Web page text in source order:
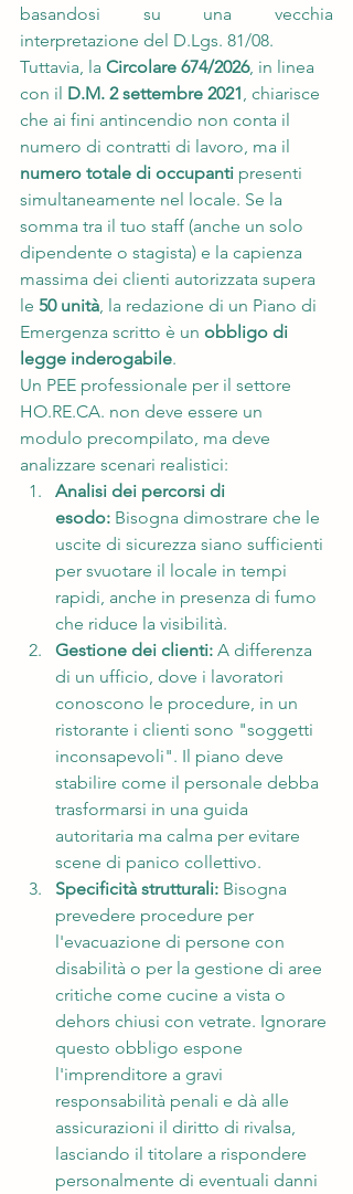
basandosi su una vecchia
interpretazione del D.Lgs. 81/08.
Tuttavia, la Circolare 674/2026, in linea
con il D.M. 2 settembre 2021, chiarisce
che ai fini antincendio non conta il
numero di contratti di lavoro, ma il
numero totale di occupanti presenti
simultaneamente nel locale. Se la
somma tra il tuo staff (anche un solo
dipendente o stagista) e la capienza
massima dei clienti autorizzata supera
le 50 unità, la redazione di un Piano di
Emergenza scritto è un obbligo di
legge inderogabile.
Un PEE professionale per il settore
HO.RE.CA. non deve essere un
modulo precompilato, ma deve
analizzare scenari realistici:
Analisi dei percorsi di
esodo: Bisogna dimostrare che le
uscite di sicurezza siano sufficienti
per svuotare il locale in tempi
rapidi, anche in presenza di fumo
che riduce la visibilità.
Gestione dei clienti: A differenza
di un ufficio, dove i lavoratori
conoscono le procedure, in un
ristorante i clienti sono "soggetti
inconsapevoli". Il piano deve
stabilire come il personale debba
trasformarsi in una guida
autoritaria ma calma per evitare
scene di panico collettivo.
Specificità strutturali: Bisogna
prevedere procedure per
l'evacuazione di persone con
disabilità o per la gestione di aree
critiche come cucine a vista o
dehors chiusi con vetrate. Ignorare
questo obbligo espone
l'imprenditore a gravi
responsabilità penali e dà alle
assicurazioni il diritto di rivalsa,
lasciando il titolare a rispondere
personalmente di eventuali danni